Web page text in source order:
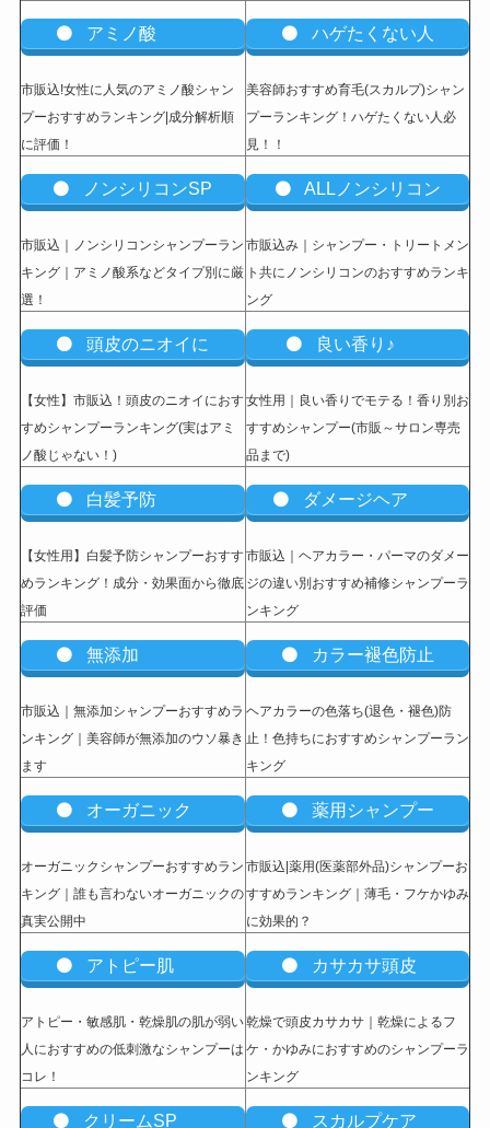
アミノ酸
市販込!女性に人気のアミノ酸シャン
プーおすすめランキング|成分解析順
に評価！
ハゲたくない人
美容師おすすめ育毛(スカルプ)シャン
プーランキング！ハゲたくない人必
見！！
ノンシリコンSP
市販込｜ノンシリコンシャンプーラン
キング｜アミノ酸系などタイプ別に厳
選！
ALLノンシリコン
市販込み｜シャンプー・トリートメン
ト共にノンシリコンのおすすめランキ
ング
頭皮のニオイに
【女性】市販込 ！頭皮のニオイにおす
すめシャンプーランキング(実はアミ
ノ酸じゃない！)
良い香り♪
女性用｜良い香りでモテる！香り別お
すすめシャンプー(市販～サロン専売
品まで)
白髪予防
【女性用】白髪予防シャンプーおすす
めランキング！成分・効果面から徹底
評価
ダメージヘア
市販込｜ヘアカラー・パーマのダメー
ジの違い別おすすめ補修シャンプーラ
ンキング
無添加
市販込｜無添加シャンプーおすすめラ
ンキング｜美容師が無添加のウソ暴き
ます
カラー褪色防止
ヘアカラーの色落ち(退色・褪色)防
止！色持ちにおすすめシャンプーラン
キング
オーガニック
オーガニックシャンプーおすすめラン
キング｜誰も言わないオーガニックの
真実公開中
薬用シャンプー
市販込|薬用(医薬部外品)シャンプーお
すすめランキング｜薄毛・フケかゆみ
に効果的？
アトピー肌
アトピー・敏感肌・乾燥肌の肌が弱い
人におすすめの低刺激なシャンプーは
コレ！
カサカサ頭皮
乾燥で頭皮カサカサ｜乾燥によるフ
ケ・かゆみにおすすめのシャンプーラ
ンキング
クリームSP スカルプケア